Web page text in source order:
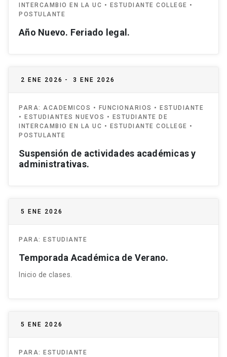
INTERCAMBIO EN LA UC • ESTUDIANTE COLLEGE •
POSTULANTE
Año Nuevo. Feriado legal.
2 ENE 2026 - 3 ENE 2026
PARA: ACADEMICOS • FUNCIONARIOS • ESTUDIANTE
• ESTUDIANTES NUEVOS • ESTUDIANTE DE
INTERCAMBIO EN LA UC • ESTUDIANTE COLLEGE •
POSTULANTE
Suspensión de actividades académicas y
administrativas.
5 ENE 2026
PARA: ESTUDIANTE
Temporada Académica de Verano.
Inicio de clases.
5 ENE 2026
PARA: ESTUDIANTE